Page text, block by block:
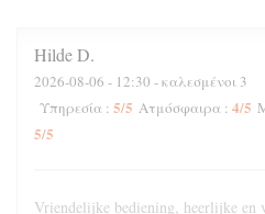
HildeD
2026-08-06 - 12:30 - καλεσμένοι 3
Υπηρεσία : 5/5 Ατμόσφαιρα : 4/5
5/5
Vriendelijke bediening, heerlijke en